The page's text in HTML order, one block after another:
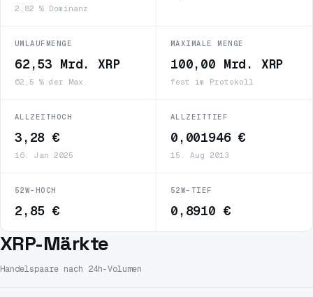
2,82 % Dominanz
UMLAUFMENGE
62,53 Mrd. XRP
62,5 % der Max.
MAXIMALE MENGE
100,00 Mrd. XRP
fest im Protokoll
ALLZEITHOCH
3,28 €
16. Jan 2025
ALLZEITTIEF
0,001946 €
15. Aug 2013
52W-HOCH
2,85 €
52W-TIEF
0,8910 €
XRP-Märkte
Handelspaare nach 24h-Volumen